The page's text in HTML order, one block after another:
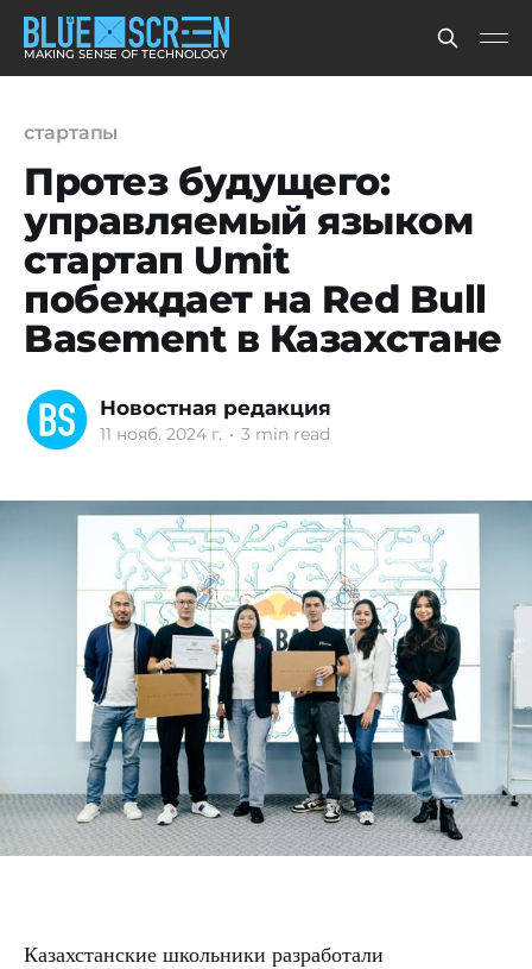
MAKING SENSE OF TECHNOLOGY
стартапы
Протез будущего:
управляемый языком
стартап Umit
побеждает на Red Bull
Basement в Казахстане
Новостная редакция
11 нояб. 2024 г. • 3 min read
Казахстанские школьники разработали